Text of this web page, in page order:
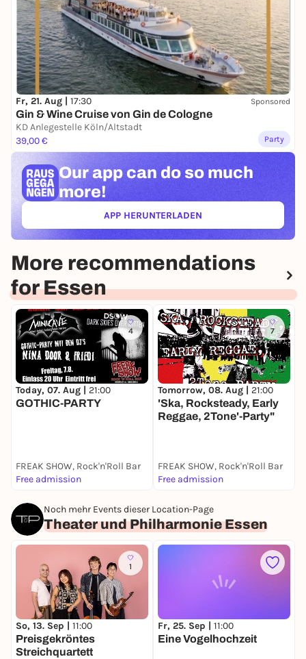
Fr, 21. Aug | 17:30 Sponsored
Gin & Wine Cruise von Gin de Cologne
KD Anlegestelle Köln/Altstadt
39,00 €
Party
Our app can do so much
more!
APP HERUNTERLADEN(ÖFFNET IN NEUEM TAB)
More recommendations
for Essen
4
Today, 07. Aug | 21:00
GOTHIC-PARTY
FREAK SHOW, Rock'n'Roll Bar
Free admission
7
Tomorrow, 08. Aug | 21:00
'Ska, Rocksteady, Early
Reggae, 2Tone'-Party"
FREAK SHOW, Rock'n'Roll Bar
Free admission
Noch mehr Events dieser Location-Page
Theater und Philharmonie Essen
1
So, 13. Sep | 11:00
Preisgekröntes
Streichquartett
Fr, 25. Sep | 11:00
Eine Vogelhochzeit